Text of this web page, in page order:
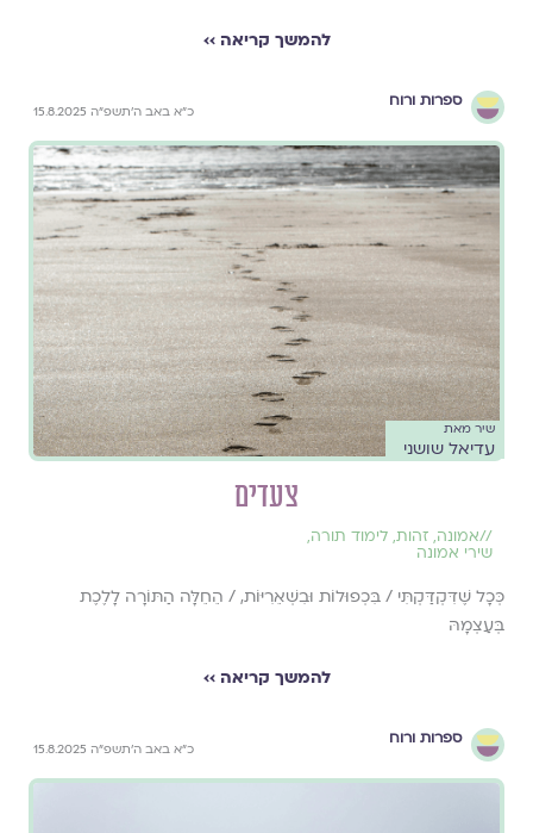
להמשך קריאה ››
ספרות ורוח
כ״א באב ה׳תשפ״ה 15.8.2025
שיר מאת
עדיאל שושני
צעדים
//אמונה, זהות, לימוד תורה,
שירי אמונה
כְּכָל שֶׁדִּקְדַּקְתִּי / בִּכְפוּלוֹת וּבִשְׁאֵרִיּוֹת, / הֵחֵלָּה הַתּוֹרָה לָלֶכֶת
בְּעַצְמָהּ
להמשך קריאה ››
ספרות ורוח
כ״א באב ה׳תשפ״ה 15.8.2025